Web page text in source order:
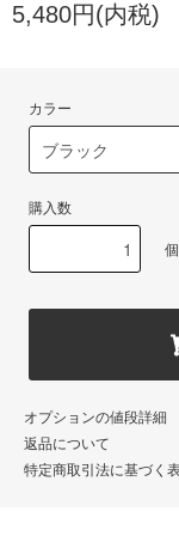
5,480円(内税)
カラー
購入数
個
オプションの値段詳細
返品について
特定商取引法に基づく